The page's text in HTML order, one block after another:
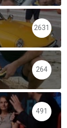
2631
264
491